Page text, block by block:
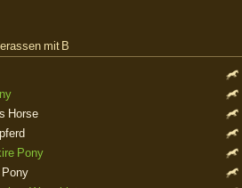
mit B
Horse
Pony
Pony